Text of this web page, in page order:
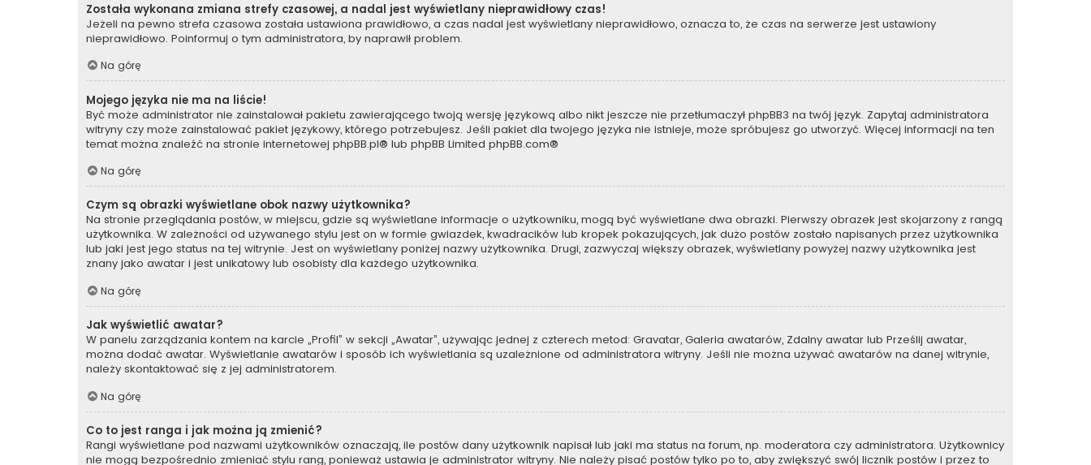
Została wykonana zmiana strefy czasowej, a nadal jest wyświetlany nieprawidłowy czas!
Jeżeli na pewno strefa czasowa została ustawiona prawidłowo, a czas nadal jest wyświetlany nieprawidłowo, oznacza to, że czas na serwerze jest ustawiony
nieprawidłowo. Poinformuj o tym administratora, by naprawił problem.
Na górę
Mojego języka nie ma na liście!
Być może administrator nie zainstalował pakietu zawierającego twoją wersję językową albo nikt jeszcze nie przetłumaczył phpBB3 na twój język. Zapytaj administratora
witryny czy może zainstalować pakiet językowy, którego potrzebujesz. Jeśli pakiet dla twojego języka nie istnieje, może spróbujesz go utworzyć. Więcej informacji na ten
temat można znaleźć na stronie internetowej phpBB.pl® lub phpBB Limited phpBB.com®
Na górę
Czym są obrazki wyświetlane obok nazwy użytkownika?
Na stronie przeglądania postów, w miejscu, gdzie są wyświetlane informacje o użytkowniku, mogą być wyświetlane dwa obrazki. Pierwszy obrazek jest skojarzony z rangą
użytkownika. W zależności od używanego stylu jest on w formie gwiazdek, kwadracików lub kropek pokazujących, jak dużo postów zostało napisanych przez użytkownika
lub jaki jest jego status na tej witrynie. Jest on wyświetlany poniżej nazwy użytkownika. Drugi, zazwyczaj większy obrazek, wyświetlany powyżej nazwy użytkownika jest
znany jako awatar i jest unikatowy lub osobisty dla każdego użytkownika.
Na górę
Jak wyświetlić awatar?
W panelu zarządzania kontem na karcie „Profil” w sekcji „Awatar”, używając jednej z czterech metod: Gravatar, Galeria awatarów, Zdalny awatar lub Prześlij awatar,
można dodać awatar. Wyświetlanie awatarów i sposób ich wyświetlania są uzależnione od administratora witryny. Jeśli nie można używać awatarów na danej witrynie,
należy skontaktować się z jej administratorem.
Na górę
Co to jest ranga i jak można ją zmienić?
Rangi wyświetlane pod nazwami użytkowników oznaczają, ile postów dany użytkownik napisał lub jaki ma status na forum, np. moderatora czy administratora. Użytkownicy
nie mogą bezpośrednio zmieniać stylu rang, ponieważ ustawia je administrator witryny. Nie należy pisać postów tylko po to, aby zwiększyć swój licznik postów i przez to